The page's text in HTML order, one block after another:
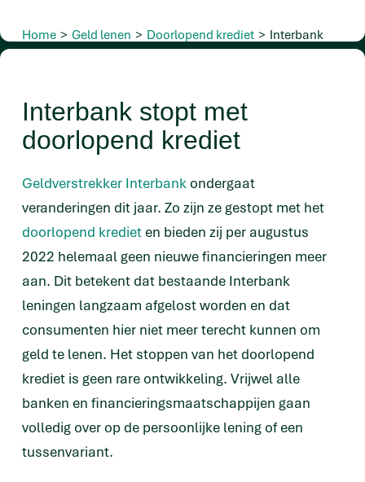
Home > Geld lenen > Doorlopend krediet > Interbank
Interbank stopt met
doorlopend krediet
Geldverstrekker Interbank ondergaat
veranderingen dit jaar. Zo zijn ze gestopt met het
doorlopend krediet en bieden zij per augustus
2022 helemaal geen nieuwe financieringen meer
aan. Dit betekent dat bestaande Interbank
leningen langzaam afgelost worden en dat
consumenten hier niet meer terecht kunnen om
geld te lenen. Het stoppen van het doorlopend
krediet is geen rare ontwikkeling. Vrijwel alle
banken en financieringsmaatschappijen gaan
volledig over op de persoonlijke lening of een
tussenvariant.